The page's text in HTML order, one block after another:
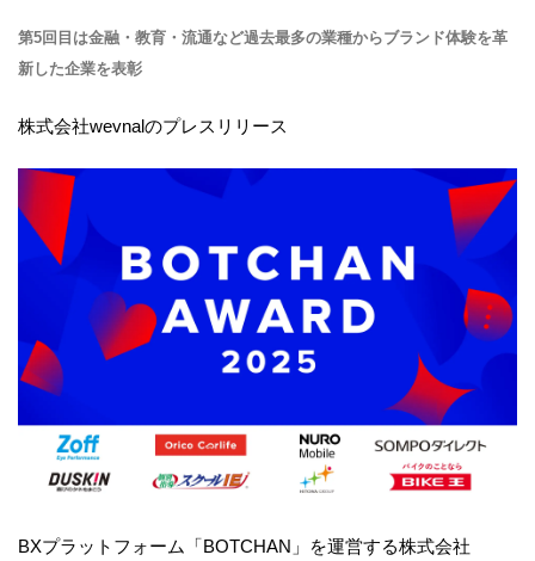
第5回目は金融・教育・流通など過去最多の業種からブランド体験を革
新した企業を表彰
株式会社wevnalのプレスリリース
BXプラットフォーム「BOTCHAN」を運営する株式会社